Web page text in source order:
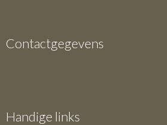
Contactgegevens
Handige links